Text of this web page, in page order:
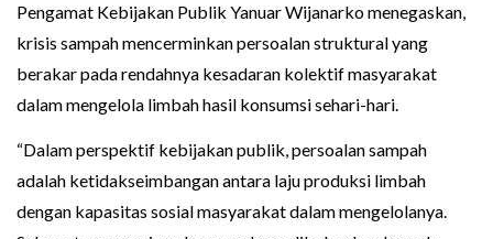
Pengamat Kebijakan Publik Yanuar Wijanarko menegaskan,
krisis sampah mencerminkan persoalan struktural yang
berakar pada rendahnya kesadaran kolektif masyarakat
dalam mengelola limbah hasil konsumsi sehari-hari.
“Dalam perspektif kebijakan publik, persoalan sampah
adalah ketidakseimbangan antara laju produksi limbah
dengan kapasitas sosial masyarakat dalam mengelolanya.